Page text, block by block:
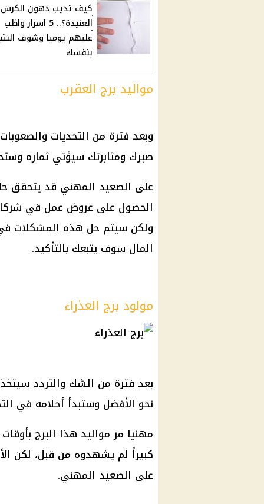
كيف تذيب دهون الكرش
العنيدة؟.. 5 اسرار واظب
عليهم يوميا وشوف
بنفسك
مواليد برج العقرب
وبعد فترة من التحديات
صبرك ومثابرتك سيؤتي ثماره
على الصعيد المهني قد يتحقق
الحصول على عروض عمل في
ولكن سيتم حل هذه المشكلات
المال سوف يتبعك بالتأكيد.
مولود برج العذراء
بعد فترة من الشك والتردد
نحو الأفضل وستبدأ أحلامه في
مهنيا مر مواليد هذا البرج
كبيراً لم يشهدوه من قبل، لكن
على الصعيد المهني.